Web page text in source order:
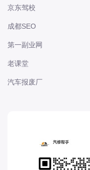
创维
昌河
长安
长安-跨越
D
京东驾校
成都SEO
第一副业网
老课堂
汽车报废厂